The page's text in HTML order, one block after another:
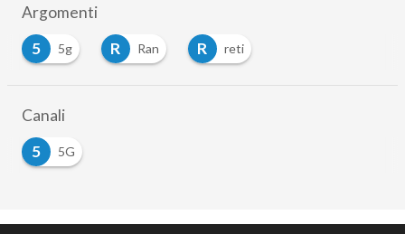
Argomenti
5
5g R Ran R reti
Canali
5
5G